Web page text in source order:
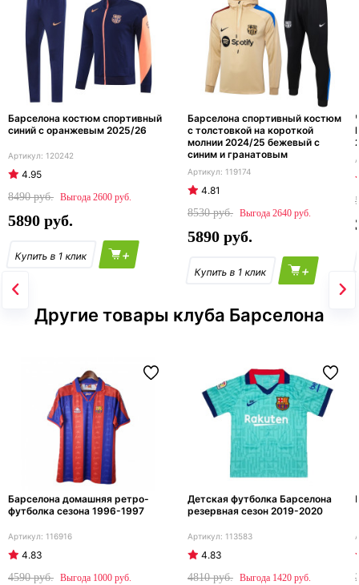
Барселона костюм спортивный
синий с оранжевым 2025/26
120242
4.95
8490
2600
5890
+
Барселона спортивный костюм
с толстовкой на короткой
молнии 2024/25 бежевый с
синим и гранатовым
119174
4.81
8530
2640
5890
+
Другие товары клуба Барселона
Барселона домашняя ретро-
футболка сезона 1996-1997
116916
4.83
4590
1000
Детская футболка Барселона
резервная сезон 2019-2020
113583
4.83
4810
1420